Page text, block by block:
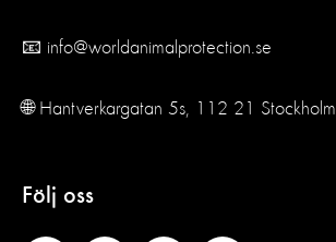
📧 info@worldanimalprotection.se
🌐 Hantverkargatan 5s, 112 21 Stockholm
Följ oss